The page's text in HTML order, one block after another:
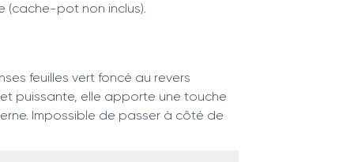
(cache-pot non inclus).
feuilles vert foncé au revers
puissante, elle apporte une touche
Impossible de passer à côté de